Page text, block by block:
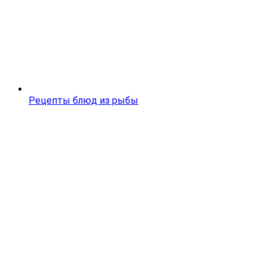
Рецепты блюд из рыбы